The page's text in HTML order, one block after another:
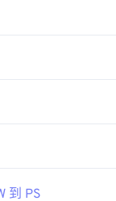
到 PS